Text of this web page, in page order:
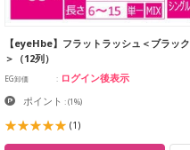
【eyeHbe】フラットラッシュ＜ブラック
＞（12列）
EG卸価 ログイン後表示
ポイント :(1%)
(1)